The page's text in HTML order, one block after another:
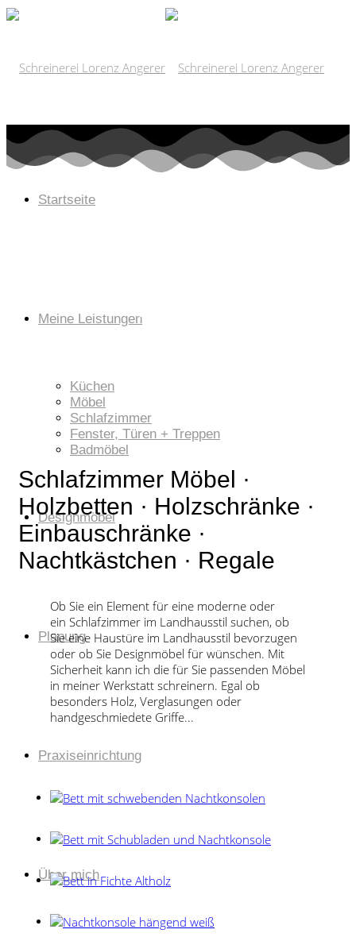
Startseite
Meine Leistungen
Küchen
Möbel
Schlafzimmer
Fenster, Türen + Treppen
Badmöbel
Designmöbel
Planung
Praxiseinrichtung
Über mich
AUS HOLZ
Schlafzimmer Möbel ·
Holzbetten · Holzschränke ·
Einbauschränke ·
Nachtkästchen · Regale
Ob Sie ein Element für eine moderne oder
ein Schlafzimmer im Landhausstil suchen, ob
Sie eine Haustüre im Landhausstil bevorzugen
oder ob Sie Designmöbel für wünschen. Mit
Sicherheit kann ich die für Sie passenden Möbel
in meiner Werkstatt schreinern. Egal ob
besonders Holz, Verglasungen oder
handgeschmiedete Griffe...